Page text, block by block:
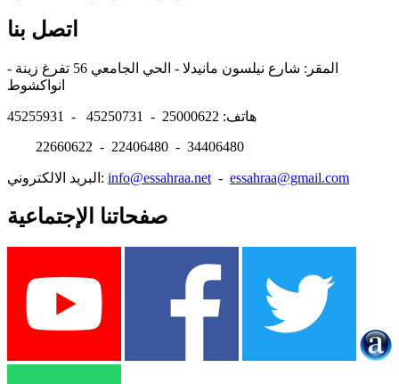
اتصل بنا
المقر: شارع نيلسون مانيدلا - الحي الجامعي 56 تفرغ زينة -
هاتف: 25000622 - 45250731 - 45255931
22660622 - 22406480 - 34406480
البريد الالكتروني: info@essahraa.net - essahraa@gmail.com
صفحاتنا الإجتماعية